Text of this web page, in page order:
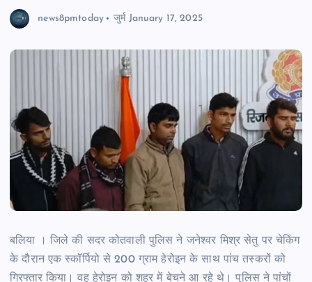
news8pmtoday जुर्म January 17, 2025
बलिया । जिले की सदर कोतवाली पुलिस ने जनेश्वर मिश्र सेतु पर चेकिंग
के दौरान एक स्कॉर्पियो से 200 ग्राम हेरोइन के साथ पांच तस्करों को
गिरफ्तार किया। वह हेरोइन को शहर में बेचने आ रहे थे। पुलिस ने पांचों